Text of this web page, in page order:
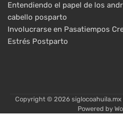
Entendiendo el papel de los
cabello posparto
Involucrarse en Pasatiempos
Estrés Postparto
Copyright © 2026 siglocoahuila.mx
Powered by